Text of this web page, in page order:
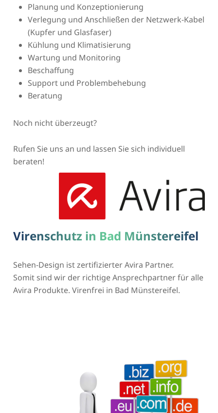
Planung und Konzeptionierung
Verlegung und Anschließen der Netzwerk-Kabel
(Kupfer und Glasfaser)
Kühlung und Klimatisierung
Wartung und Monitoring
Beschaffung
Support und Problembehebung
Beratung
Noch nicht überzeugt?
Rufen Sie uns an und lassen Sie sich individuell
beraten!
Virenschutz in Bad Münstereifel
Sehen-Design ist zertifizierter Avira Partner.
Somit sind wir der richtige Ansprechpartner für alle
Avira Produkte. Virenfrei in Bad Münstereifel.